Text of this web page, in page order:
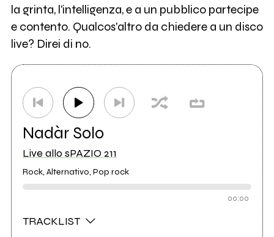
la grinta, l'intelligenza, e a un pubblico partecipe
e contento. Qualcos'altro da chiedere a un disco
live? Direi di no.
Nadàr Solo
Live allo sPAZIO 211
Rock, Alternativo, Pop rock
00:00
TRACKLIST